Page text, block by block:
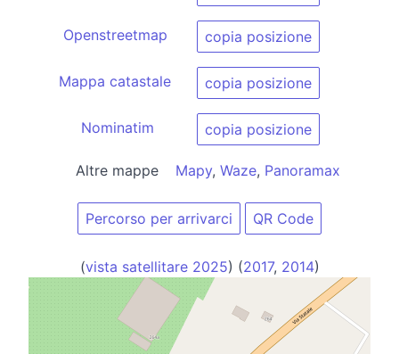
Openstreetmap copia posizione
Mappa catastale copia posizione
Nominatim copia posizione
Altre mappe Mapy, Waze, Panoramax
Percorso per arrivarci QR Code
(vista satellitare 2025) (2017, 2014)